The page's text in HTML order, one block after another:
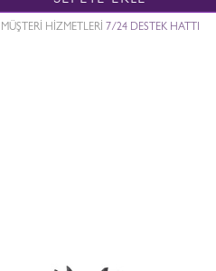
MÜŞTERİ HİZMETLERİ 7/24 DESTEK HATTI